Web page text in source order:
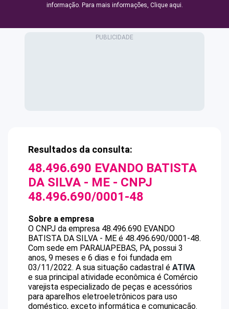
informação. Para mais informações, Clique aqui.
Resultados da consulta:
48.496.690 EVANDO BATISTA
DA SILVA - ME - CNPJ
48.496.690/0001-48
Sobre a empresa
O CNPJ da empresa 48.496.690 EVANDO
BATISTA DA SILVA - ME é 48.496.690/0001-48.
Com sede em PARAUAPEBAS, PA, possui 3
anos, 9 meses e 6 dias e foi fundada em
03/11/2022. A sua situação cadastral é ATIVA
e sua principal atividade econômica é Comércio
varejista especializado de peças e acessórios
para aparelhos eletroeletrônicos para uso
doméstico, exceto informática e comunicação.